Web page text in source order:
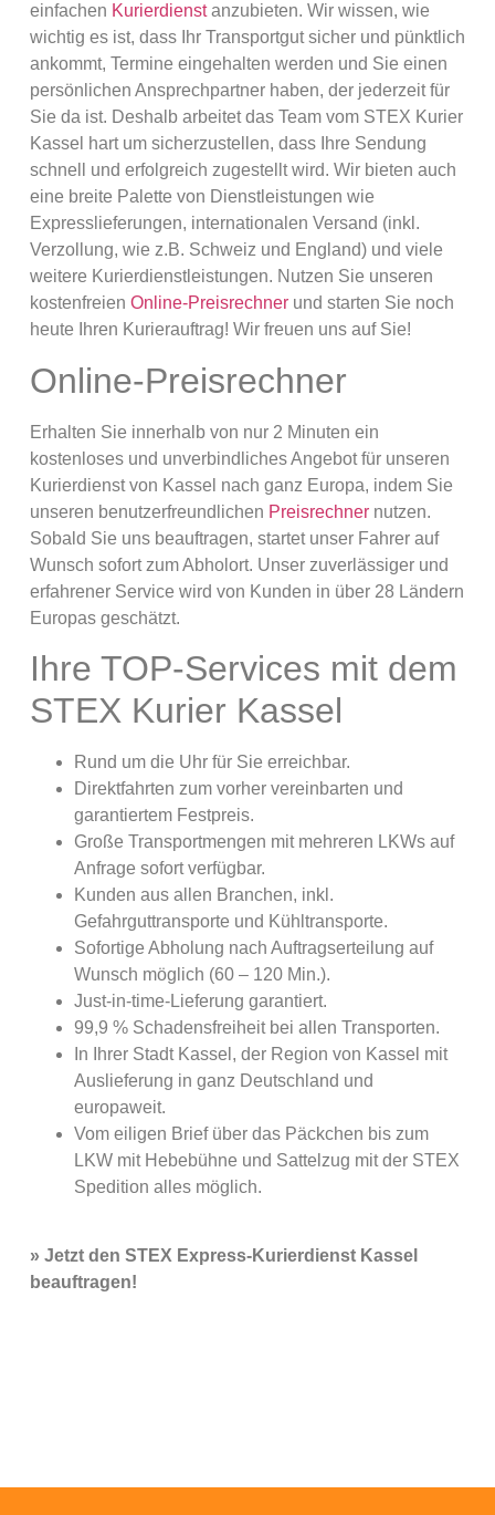
einfachen Kurierdienstanzubieten. Wir wissen, wie
wichtig es ist, dass Ihr Transportgut sicher und pünktlich
ankommt, Termine eingehalten werden und Sie einen
persönlichen Ansprechpartner haben, der jederzeit für
Sie da ist. Deshalb arbeitet das Team vom STEX Kurier
Kassel hart um sicherzustellen, dass Ihre Sendung
schnell und erfolgreich zugestellt wird. Wir bieten auch
eine breite Palette von Dienstleistungen wie
Expresslieferungen, internationalen Versand (inkl.
Verzollung, wie z.B. Schweiz und England) und viele
weitere Kurierdienstleistungen. Nutzen Sie unseren
kostenfreien Online-Preisrechnerund starten Sie noch
heute Ihren Kurierauftrag! Wir freuen uns auf Sie!
Online-Preisrechner
Erhalten Sie innerhalb von nur 2 Minuten ein
kostenloses und unverbindliches Angebot für unseren
Kurierdienst von Kassel nach ganz Europa, indem Sie
unseren benutzerfreundlichen Preisrechnernutzen.
Sobald Sie uns beauftragen, startet unser Fahrer auf
Wunsch sofort zum Abholort. Unser zuverlässiger und
erfahrener Service wird von Kunden in über 28 Ländern
Europas geschätzt.
Ihre TOP-Services mit dem
STEX Kurier Kassel
Rund um die Uhr für Sie erreichbar.
Direktfahrten zum vorher vereinbarten und
garantiertem Festpreis.
Große Transportmengen mit mehreren LKWs auf
Anfrage sofort verfügbar.
Kunden aus allen Branchen, inkl.
Gefahrguttransporte und Kühltransporte.
Sofortige Abholung nach Auftragserteilung auf
Wunsch möglich (60 – 120 Min.).
Just-in-time-Lieferung garantiert.
99,9 % Schadensfreiheit bei allen Transporten.
In Ihrer Stadt Kassel, der Region von Kassel mit
Auslieferung in ganz Deutschland und
europaweit.
Vom eiligen Brief über das Päckchen bis zum
LKW mit Hebebühne und Sattelzug mit der STEX
Spedition alles möglich.
» Jetzt den STEX Express-Kurierdienst Kassel
beauftragen!